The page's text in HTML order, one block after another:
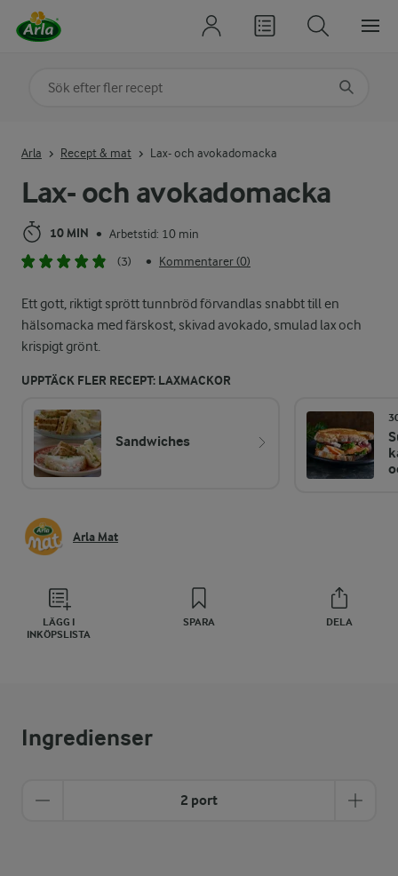
Lax- och avokadomacka
10 MIN • Arbetstid: 10 min
(3)
• Kommentarer (0)
Ett gott, riktigt sprött tunnbröd förvandlas snabbt till en
hälsomacka med färskost, skivad avokado, smulad lax och
krispigt grönt.
UPPTÄCK FLER RECEPT: LAXMACKOR
Sandwiches
Arla Mat
LÄGG I
INKÖPSLISTA
SPARA DELA
Arla Recept & mat Lax- och avokadomacka
Ingredienser
2 port
Sök på kategori eller ingrediens